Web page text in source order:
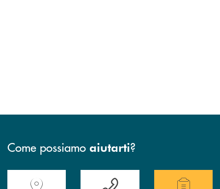
Come possiamo aiutarti?
Accedi all' elenco completo delle filiali della Banca.
Hai bisogno di assistenza immediata?
Hai bisogno di